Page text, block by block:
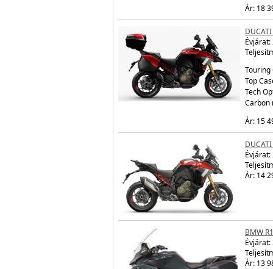
Ár: 18
Évjárat:
Touring
Top
Tech
Carbon
Ár: 15
Évjárat:
Ár: 14
BMW
Évjárat:
Ár: 13